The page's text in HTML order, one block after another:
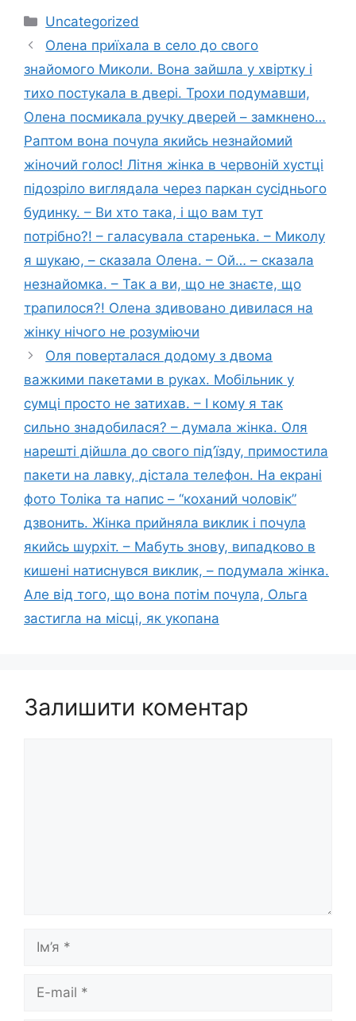
Категорії
Uncategorized
Олена приїхала в село до свого
знайомого Миколи. Вона зайшла у хвіртку і
тихо постукала в двері. Трохи подумавши,
Олена посмикала ручку дверей – замкнено…
Раптом вона почула якийсь незнайомий
жіночий голос! Літня жінка в червоній хустці
підозріло виглядала через паркан сусіднього
будинку. – Ви хто така, і що вам тут
потрібно?! – галасувала старенька. – Миколу
я шукаю, – сказала Олена. – Ой… – сказала
незнайомка. – Так а ви, що не знаєте, що
трапилося?! Олена здивовано дивилася на
жінку нічого не розуміючи
Оля поверталася додому з двома
важкими пакетами в руках. Мобільник у
сумці просто не затихав. – І кому я так
сильно знадобилася? – думала жінка. Оля
нарешті дійшла до свого під’їзду, примостила
пакети на лавку, дістала телефон. На екрані
фото Толіка та напис – “коханий чоловік”
дзвонить. Жінка прийняла виклик і почула
якийсь шурхіт. – Мабуть знову, випадково в
кишені натиснувся виклик, – подумала жінка.
Але від того, що вона потім почула, Ольга
застигла на місці, як укопана
Залишити коментар
Ім’я